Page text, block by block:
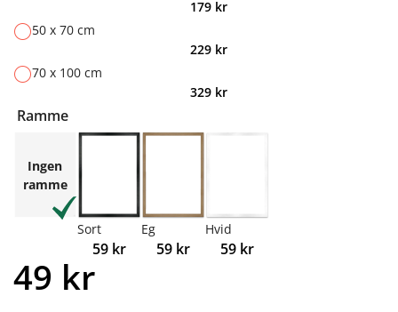
179 kr
50 x 70 cm
229 kr
70 x 100 cm
329 kr
Ramme
Ingen
ramme
Sort
59 kr
Eg
59 kr
Hvid
59 kr
49 kr